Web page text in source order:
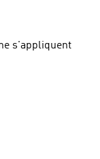
s'appliquent